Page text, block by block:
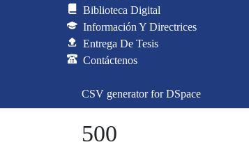
Biblioteca Digital
Información Y Directrices
Entrega De Tesis
Contáctenos
CSV generator for DSpace
500